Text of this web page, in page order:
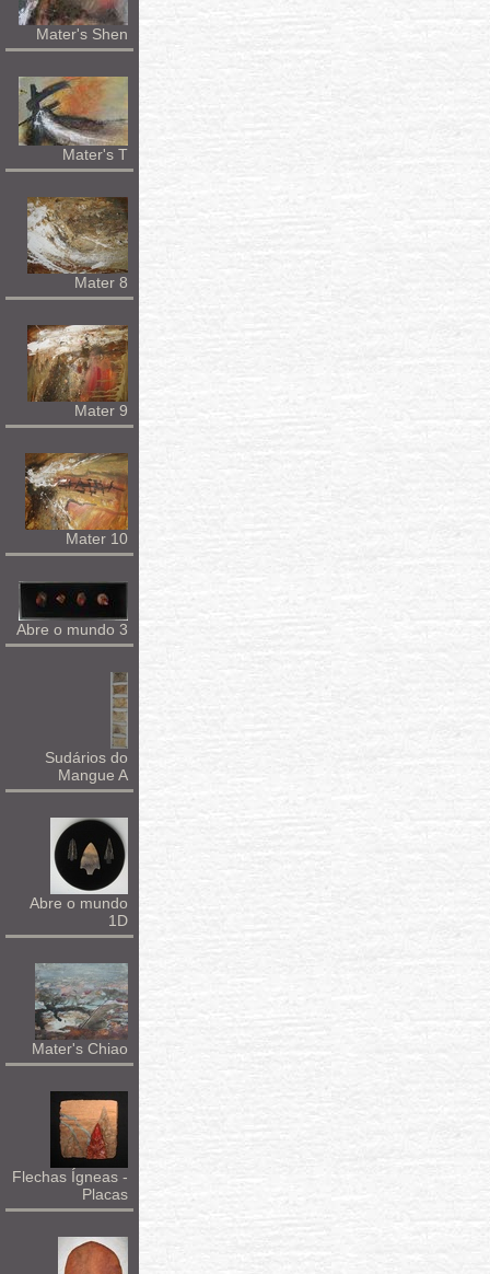
Mater's Shen
Mater's T
Mater 8
Mater 9
Mater 10
Abre o mundo 3
Sudários do
Mangue A
Abre o mundo
1D
Mater's Chiao
Flechas Ígneas -
Placas